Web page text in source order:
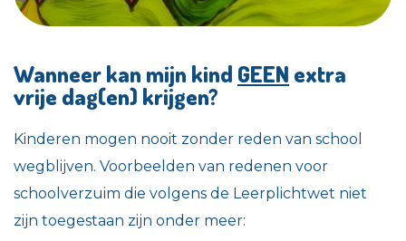
Wanneer kan mijn kind GEEN extra
vrije dag(en) krijgen?
Kinderen mogen nooit zonder reden van school
wegblijven. Voorbeelden van redenen voor
schoolverzuim die volgens de Leerplichtwet niet
zijn toegestaan zijn onder meer: